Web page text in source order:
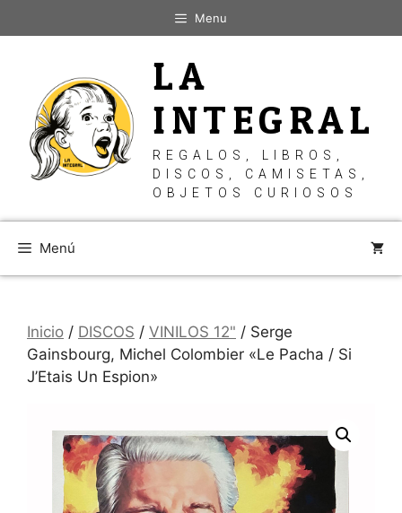
al
Menu
LA
INTEGRAL
REGALOS, LIBROS,
DISCOS, CAMISETAS,
OBJETOS CURIOSOS
Menú
Inicio / DISCOS / VINILOS 12" / Serge
Gainsbourg, Michel Colombier «Le Pacha / Si
J’Etais Un Espion»